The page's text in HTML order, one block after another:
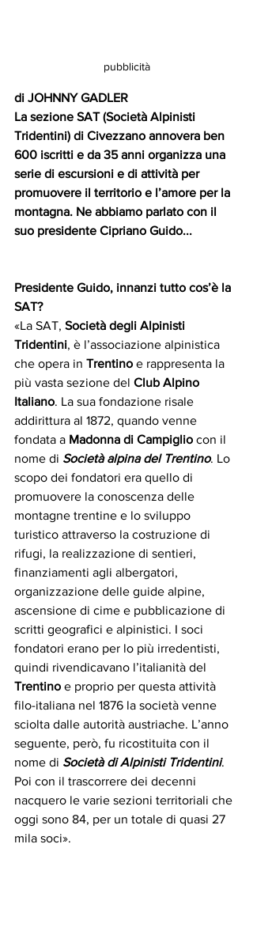
pubblicità
di JOHNNY GADLER
La sezione SAT (Società Alpinisti
Tridentini) di Civezzano annovera ben
600 iscritti e da 35 anni organizza una
serie di escursioni e di attività per
promuovere il territorio e l’amore per la
montagna. Ne abbiamo parlato con il
suo presidente Cipriano Guido...
Presidente Guido, innanzi tutto cos’è la
SAT?
«La SAT, Società degli Alpinisti
Tridentini, è l’associazione alpinistica
che opera in Trentino e rappresenta la
più vasta sezione del Club Alpino
Italiano. La sua fondazione risale
addirittura al 1872, quando venne
fondata a Madonna di Campiglio con il
nome di Società alpina del Trentino. Lo
scopo dei fondatori era quello di
promuovere la conoscenza delle
montagne trentine e lo sviluppo
turistico attraverso la costruzione di
rifugi, la realizzazione di sentieri,
finanziamenti agli albergatori,
organizzazione delle guide alpine,
ascensione di cime e pubblicazione di
scritti geografici e alpinistici. I soci
fondatori erano per lo più irredentisti,
quindi rivendicavano l’italianità del
Trentino e proprio per questa attività
filo-italiana nel 1876 la società venne
sciolta dalle autorità austriache. L’anno
seguente, però, fu ricostituita con il
nome di Società di Alpinisti Tridentini.
Poi con il trascorrere dei decenni
nacquero le varie sezioni territoriali che
oggi sono 84, per un totale di quasi 27
mila soci».